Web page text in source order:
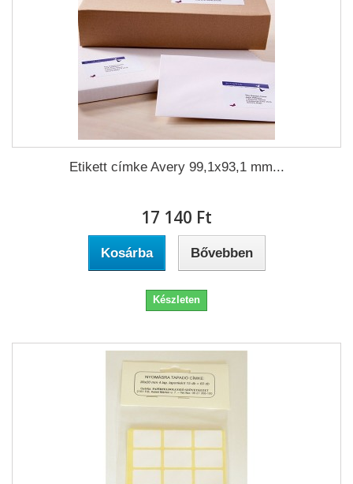
Etikett címke Avery 99,1x93,1 mm...
17 140 Ft‎
Kosárba Bővebben
Készleten